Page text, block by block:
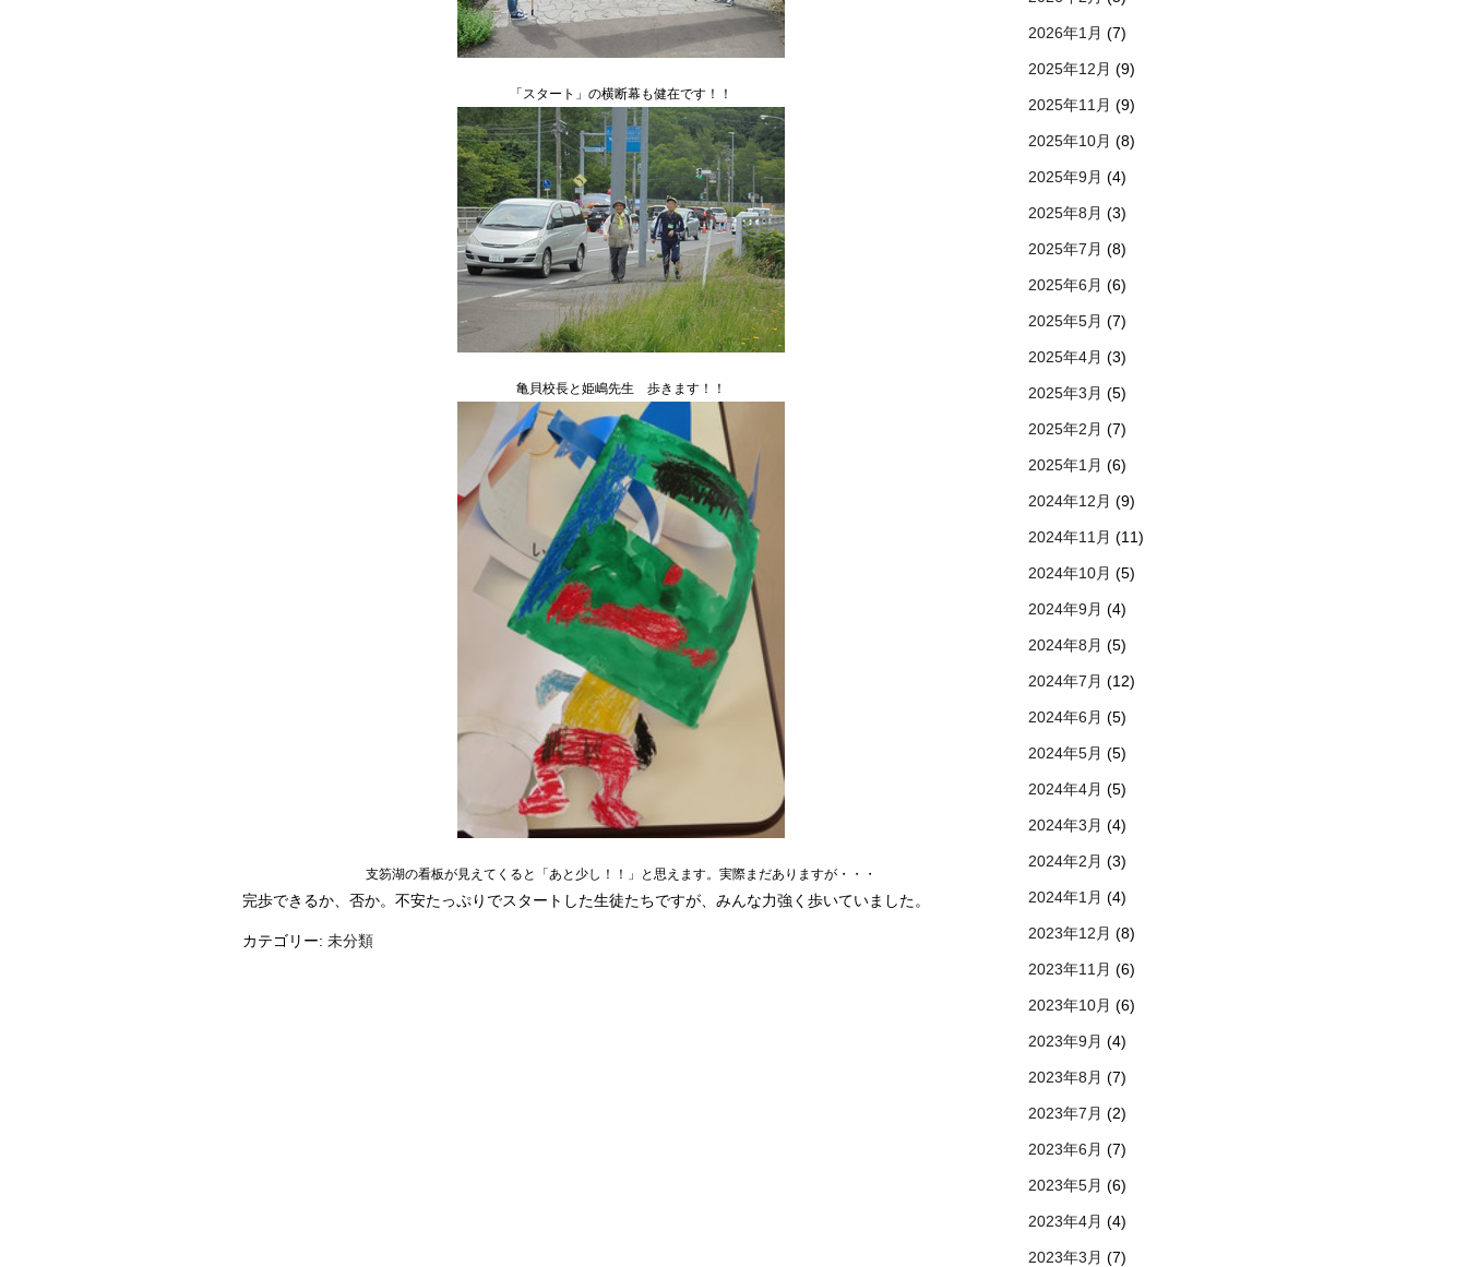
「スタート」の横断幕も健在です！！
亀貝校長と姫嶋先生 歩きます！！
支笏湖の看板が見えてくると「あと少し！！」と思えます。実際まだありますが・・・
完歩できるか、否か。不安たっぷりでスタートした生徒たちですが、みんな力強く歩いていました。
カテゴリー: 未分類
2026年1月 (7)
2025年12月 (9)
2025年11月 (9)
2025年10月 (8)
2025年9月 (4)
2025年8月 (3)
2025年7月 (8)
2025年6月 (6)
2025年5月 (7)
2025年4月 (3)
2025年3月 (5)
2025年2月 (7)
2025年1月 (6)
2024年12月 (9)
2024年11月 (11)
2024年10月 (5)
2024年9月 (4)
2024年8月 (5)
2024年7月 (12)
2024年6月 (5)
2024年5月 (5)
2024年4月 (5)
2024年3月 (4)
2024年2月 (3)
2024年1月 (4)
2023年12月 (8)
2023年11月 (6)
2023年10月 (6)
2023年9月 (4)
2023年8月 (7)
2023年7月 (2)
2023年6月 (7)
2023年5月 (6)
2023年4月 (4)
2023年3月 (7)